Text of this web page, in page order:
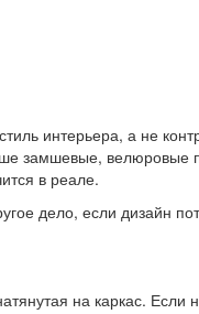
интерьера, а не
замшевые, велюровые
в реале.
дело, если дизайн
на каркас.